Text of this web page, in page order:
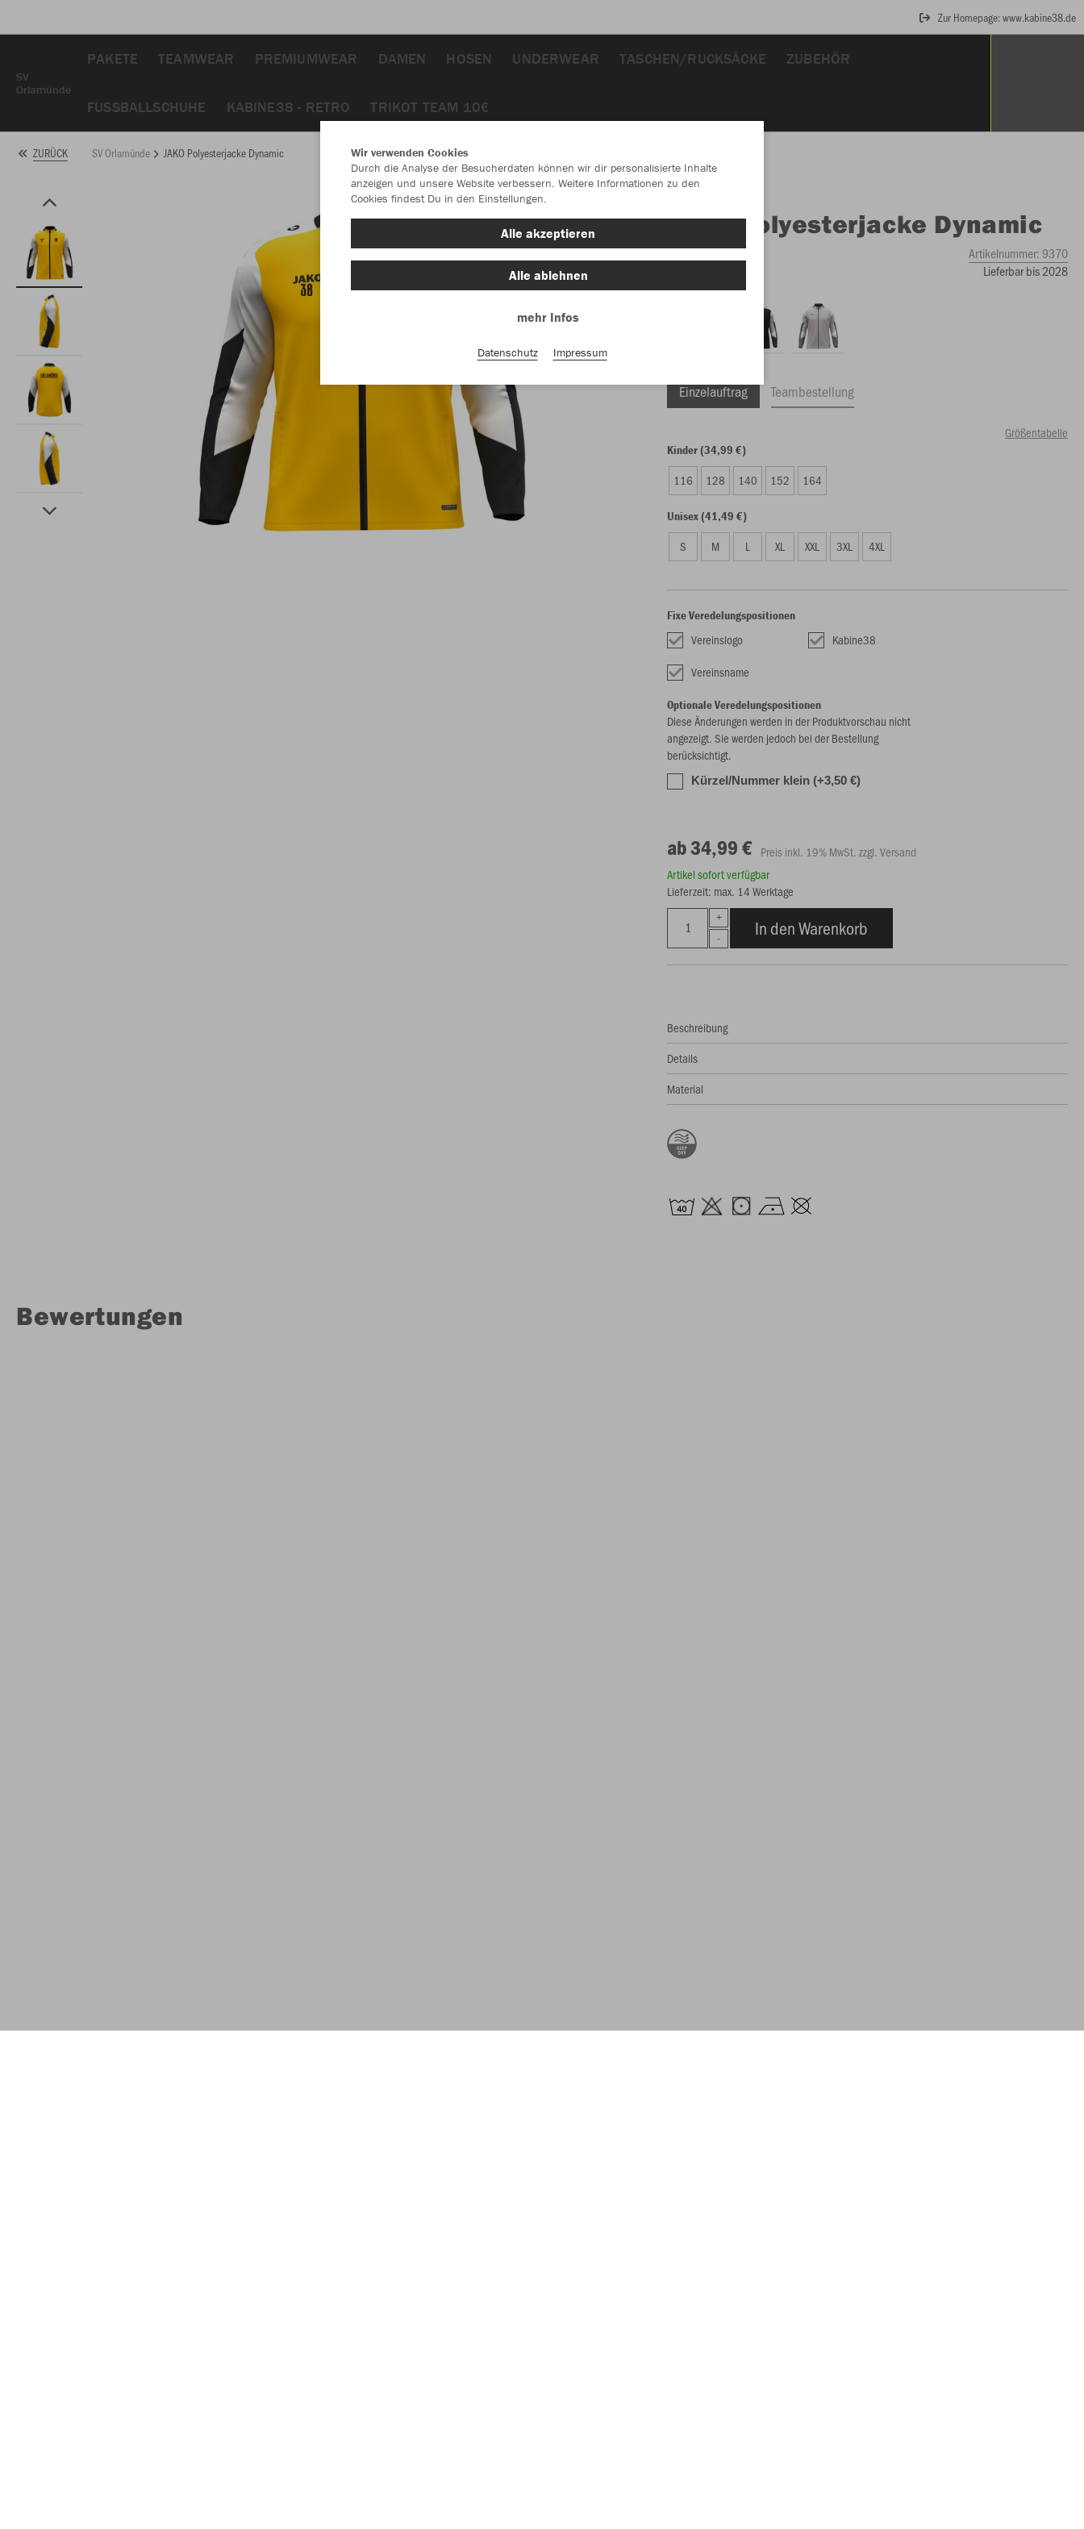
Zur Homepage: www.kabine38.de
SV
Orlamünde
PAKETE TEAMWEAR PREMIUMWEAR DAMEN HOSEN UNDERWEAR TASCHEN/RUCKSÄCKE ZUBEHÖR
FUSSBALLSCHUHE KABINE38 - RETRO TRIKOT TEAM 10€
ZURÜCK SV Orlamünde JAKO Polyesterjacke Dynamic
JAKO Polyesterjacke Dynamic
gelb/weiß/schwarz Artikelnummer:9370
Lieferbar bis 2028
Einzelauftrag Teambestellung
Größentabelle
Kinder (34,99 €)
116 128 140 152 164
Unisex (41,49 €)
S M L XL XXL 3XL 4XL
Fixe Veredelungspositionen
Vereinslogo
Kabine38
Vereinsname
Optionale Veredelungspositionen
Diese Änderungen werden in der Produktvorschau nicht
angezeigt. Sie werden jedoch bei der Bestellung
berücksichtigt.
Kürzel/Nummer klein (+3,50 €)
ab 34,99 € Preis inkl. 19% MwSt. zzgl. Versand
Artikel sofort verfügbar
Lieferzeit: max. 14 Werktage
In den Warenkorb
Beschreibung
Details
Material
Bewertungen
Wir verwenden Cookies
Durch die Analyse der Besucherdaten können wir dir personalisierte Inhalte
anzeigen und unsere Website verbessern. Weitere Informationen zu den
Cookies findest Du in den Einstellungen.
Alle akzeptieren
Alle ablehnen
mehr Infos
Datenschutz Impressum